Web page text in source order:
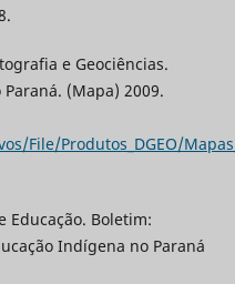
e Geociências.
(Mapa) 2009.
File/Produtos_DGEO/
Educação. Boletim:
Indígena no Paraná